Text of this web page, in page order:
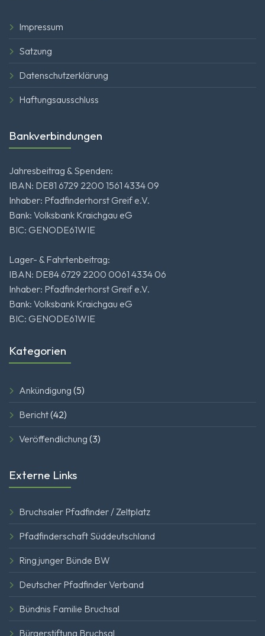
Impressum
Satzung
Datenschutzerklärung
Haftungsausschluss
Bankverbindungen
Jahresbeitrag & Spenden:
IBAN: DE81 6729 2200 1561 4334 09
Inhaber: Pfadfinderhorst Greif e.V.
Bank: Volksbank Kraichgau eG
BIC: GENODE61WIE
Lager- & Fahrtenbeitrag:
IBAN: DE84 6729 2200 0061 4334 06
Inhaber: Pfadfinderhorst Greif e.V.
Bank: Volksbank Kraichgau eG
BIC: GENODE61WIE
Kategorien
Ankündigung (5)
Bericht(42)
Veröffendlichung (3)
Externe Links
Bruchsaler Pfadfinder / Zeltplatz
Pfadfinderschaft Süddeutschland
Ring junger Bünde BW
Deutscher Pfadfinder Verband
Bündnis Familie Bruchsal
Bürgerstiftung Bruchsal